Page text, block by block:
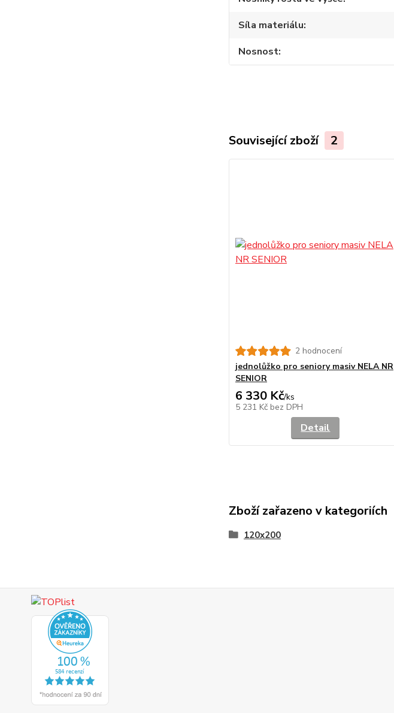
Síla materiálu
Nosnost
Související zboží 2
2 hodnocení
jednolůžko pro seniory masiv NELA NR
SENIOR
6 330 Kč/ks
5 231 Kč bez DPH
Detail
Zboží zařazeno v kategoriích
120x200